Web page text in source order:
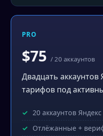
PRO
$75 / 20 аккаунтов
Двадцать
тарифов под
20 аккаунтов
Отлёжанные +